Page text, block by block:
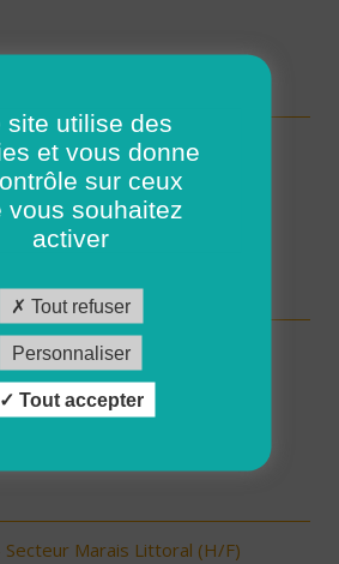
Pouzauges (H/F)
- Chantonnay (H/F)
Secteur Marais Littoral (H/F)
site utilise des
et vous donne
sur ceux
vous souhaitez
activer
Tout refuser
Personnaliser
Tout accepter